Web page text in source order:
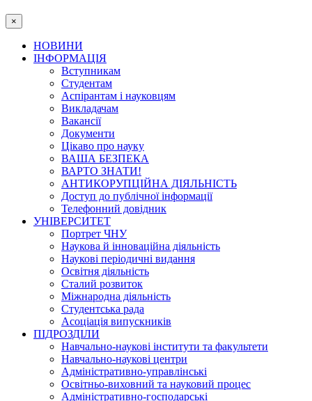
×
НОВИНИ
ІНФОРМАЦІЯ
Вступникам
Студентам
Аспірантам і науковцям
Викладачам
Вакансії
Документи
Цікаво про науку
ВАША БЕЗПЕКА
ВАРТО ЗНАТИ!
АНТИКОРУПЦІЙНА ДІЯЛЬНІСТЬ
Доступ до публічної інформації
Телефонний довідник
УНІВЕРСИТЕТ
Портрет ЧНУ
Наукова й інноваційна діяльність
Наукові періодичні видання
Освітня діяльність
Сталий розвиток
Міжнародна діяльність
Студентська рада
Асоціація випускників
ПІДРОЗДІЛИ
Навчально-наукові інститути та факультети
Навчально-наукові центри
Адміністративно-управлінські
Освітньо-виховний та науковий процес
Адміністративно-господарські